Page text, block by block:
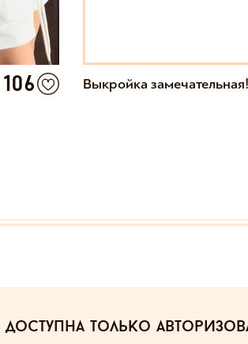
106 Выкройка замечательная!
доступна только